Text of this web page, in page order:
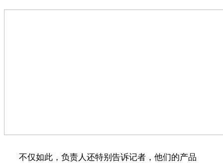
不仅如此，负责人还特别告诉记者，他们的产品